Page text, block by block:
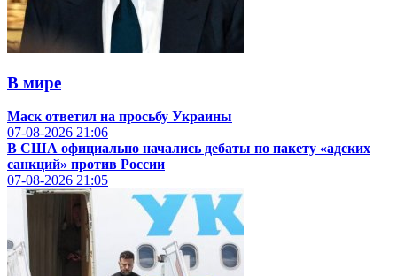
В мире
Маск ответил на просьбу Украины
07-08-2026 21:06
В США официально начались дебаты по пакету «адских
санкций» против России
07-08-2026 21:05